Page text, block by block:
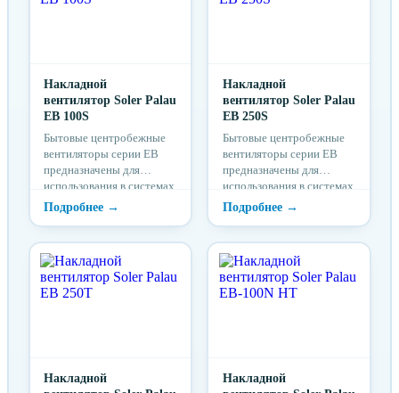
Накладной
вентилятор Soler Palau
EB 100S
Бытовые центробежные
вентиляторы серии EB
предназначены для
использования в системах
вентиляции с большой
протяженностью воздух...
Накладной
вентилятор Soler Palau
EB 250S
Бытовые центробежные
вентиляторы серии EB
предназначены для
использования в системах
вентиляции с большой
протяженностью воздух...
Накладной
Накладной